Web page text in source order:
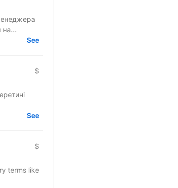
на...
See
$
See
$
terms like